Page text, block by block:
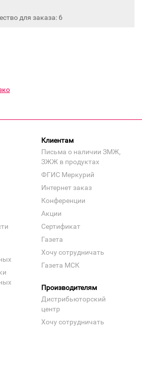
для заказа: 6
Клиентам
Письма о наличии ЗМЖ,
ЗЖЖ в продуктах
ФГИС Меркурий
Интернет заказ
Конференции
Акции
Сертификат
Газета
Хочу сотрудничать
Газета МСК
Производителям
Дистрибьюторский
центр
Хочу сотрудничать